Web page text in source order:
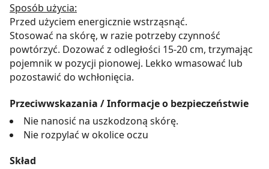
Sposób użycia:
Przed użyciem energicznie wstrząsnąć.
Stosować na skórę, w razie potrzeby czynność
powtórzyć. Dozować z odległości 15-20 cm, trzymając
pojemnik w pozycji pionowej. Lekko wmasować lub
pozostawić do wchłonięcia.
Przeciwwskazania / Informacje o bezpieczeństwie
Nie nanosić na uszkodzoną skórę.
Nie rozpylać w okolice oczu
Skład